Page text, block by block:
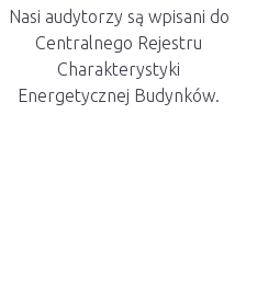
Nasi audytorzy są wpisani do
Centralnego Rejestru
Charakterystyki
Energetycznej Budynków.